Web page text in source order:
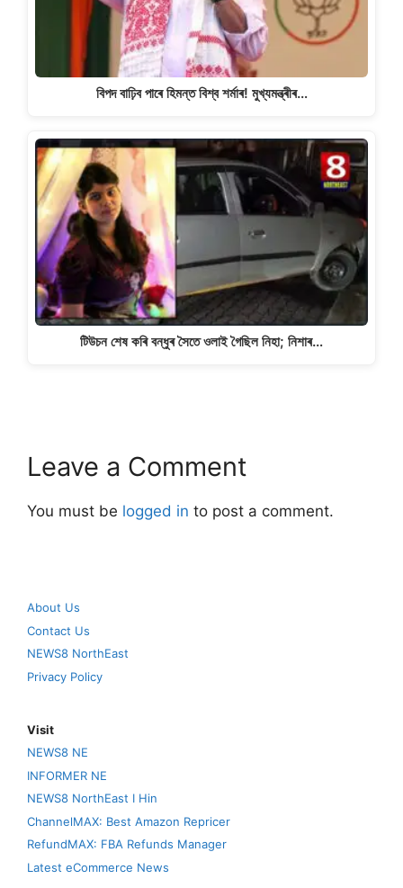
বিপদ বাঢ়িব পাৰে হিমন্ত বিশ্ব শৰ্মাৰ! মুখ্যমন্ত্ৰীৰ…
টিউচন শেষ কৰি বন্ধুৰ সৈতে ওলাই গৈছিল নিহা; নিশাৰ…
Leave a Comment
You must be logged in to post a comment.
About Us
Contact Us
NEWS8 NorthEast
Privacy Policy
Visit
NEWS8 NE
INFORMER NE
NEWS8 NorthEast I Hin
ChannelMAX: Best Amazon Repricer
RefundMAX: FBA Refunds Manager
Latest eCommerce News